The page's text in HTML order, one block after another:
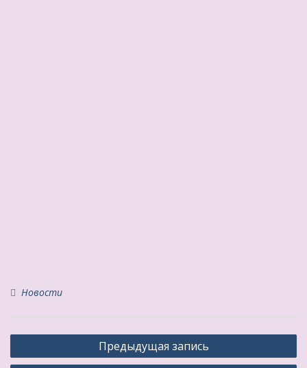
Новости
Навигация
по
Предыдущая запись